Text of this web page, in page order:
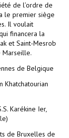
de l’ordre de
le premier siège
Il voulait
financera la
et Saint-Mesrob
Marseille.
de Belgique
Khatchatourian
Karékine Ier,
de Bruxelles de